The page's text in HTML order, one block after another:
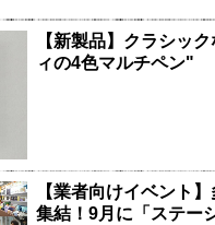
【新製品】クラシッ
ィの4色マルチペン"
【業者向けイベント
集結！9月に「ステー